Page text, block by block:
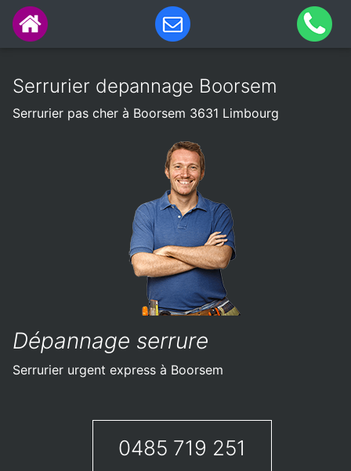
Serrurier depannage Boorsem
Serrurier pas cher à Boorsem 3631 Limbourg
Dépannage serrure
Serrurier urgent express à Boorsem
0485 719 251